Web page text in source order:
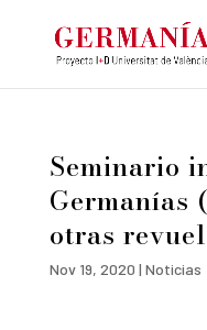
Seminario
Germanías
otras
Nov 19, 2020 | Noticias